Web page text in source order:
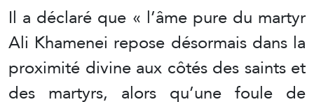
Il a déclaré que « l’âme pure du martyr
Ali Khamenei repose désormais dans la
proximité divine aux côtés des saints et
des martyrs, alors qu’une foule de